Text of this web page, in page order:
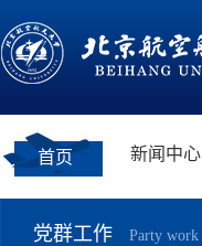
首页 新闻中心
党群工作 Party work